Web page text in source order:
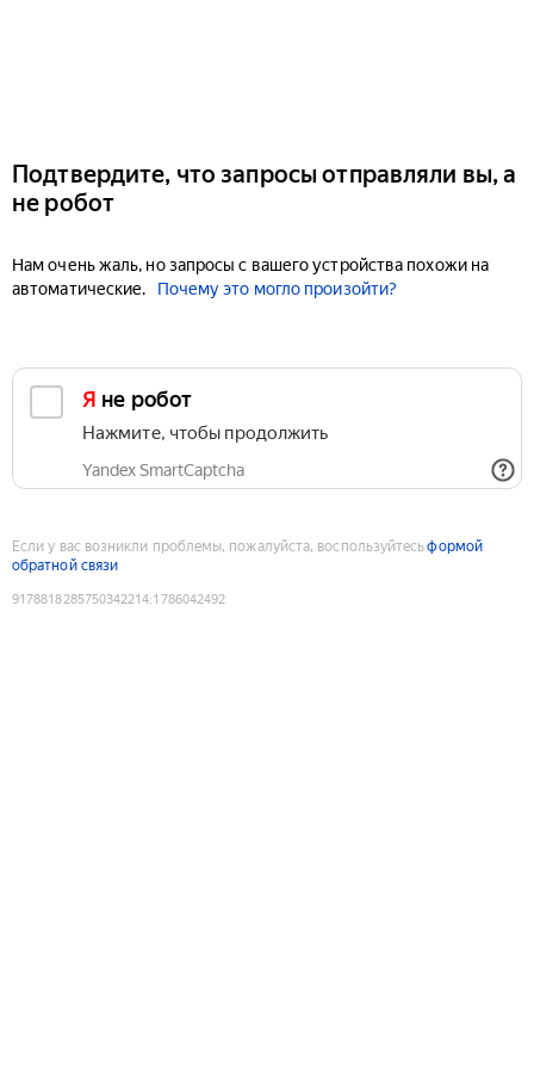
Подтвердите, что запросы отправляли вы, а
не робот
Нам очень жаль, но запросы с вашего устройства похожи на
автоматические.
Почему это могло произойти?
Я не робот
Нажмите, чтобы продолжить
Yandex SmartCaptcha
Если у вас возникли проблемы, пожалуйста, воспользуйтесьформой
обратной связи
9178818285750342214:1786042492